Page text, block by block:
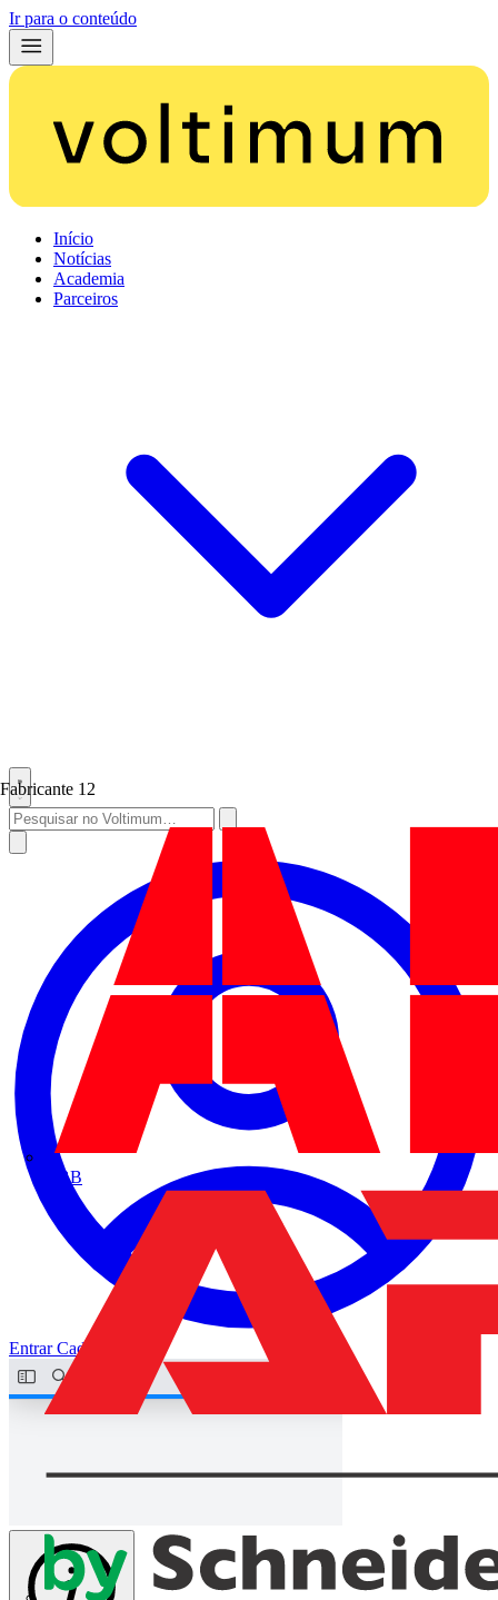
Ir para o conteúdo
Início
Notícias
Academia
Parceiros
Fabricante 12
ABB
EntrarCadastrar